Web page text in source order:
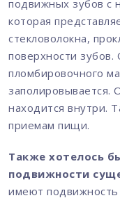
подвижных зубов с
которая
стекловолокна,
поверхности
пломбировочного
заполировывается.
находится внутри.
приемам пищи.
Также хотелось
подвижности
имеют